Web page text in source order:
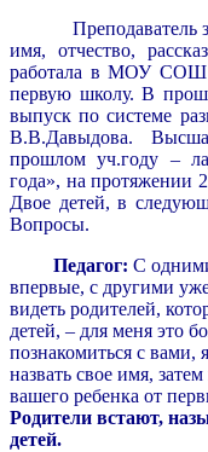
Преподаватель
имя, отчество,
работала в МОУ СОШ
первую школу. В
выпуск по системе
В.В.Давыдова.
прошлом уч.году –
года», на протяжении
Двое детей, в
Вопросы.
Педагог: С
впервые, с другими
видеть родителей,
детей, – для меня это
познакомиться с вами,
назвать свое имя,
вашего ребенка от
Родители встают,
детей.